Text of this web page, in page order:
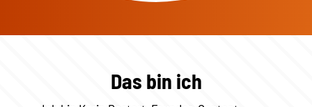
Das bin ich